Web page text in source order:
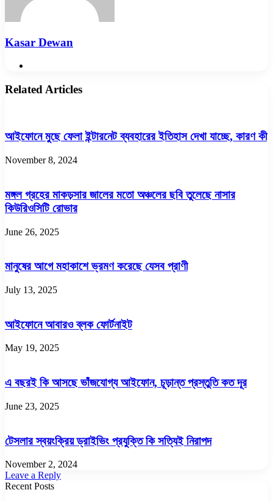
Kasar Dewan
Related Articles
আইফোনে মুছে ফেলা ইন্টারনেট ব্যবহারের ইতিহাস দেখা যাচ্ছে, কারণ কী
November 8, 2024
মঙ্গল গ্রহের মাকড়সার জালের মতো অঞ্চলের ছবি তুলেছে নাসার
কিউরিওসিটি রোভার
June 26, 2025
মানুষের আগে মহাকাশে ভ্রমণ করেছে যেসব প্রাণী
July 13, 2025
আইফোনে আবারও ব্লক ফোর্টনাইট
May 19, 2025
এ বছরই কি আসছে ভাঁজযোগ্য আইফোন, চূড়ান্ত প্রস্তুতি কত দূর
June 23, 2025
টেসলার স্বয়ংক্রিয় ড্রাইভিং প্রযুক্তি কি সত্যিই নিরাপদ
November 2, 2024
Leave a Reply
Recent Posts